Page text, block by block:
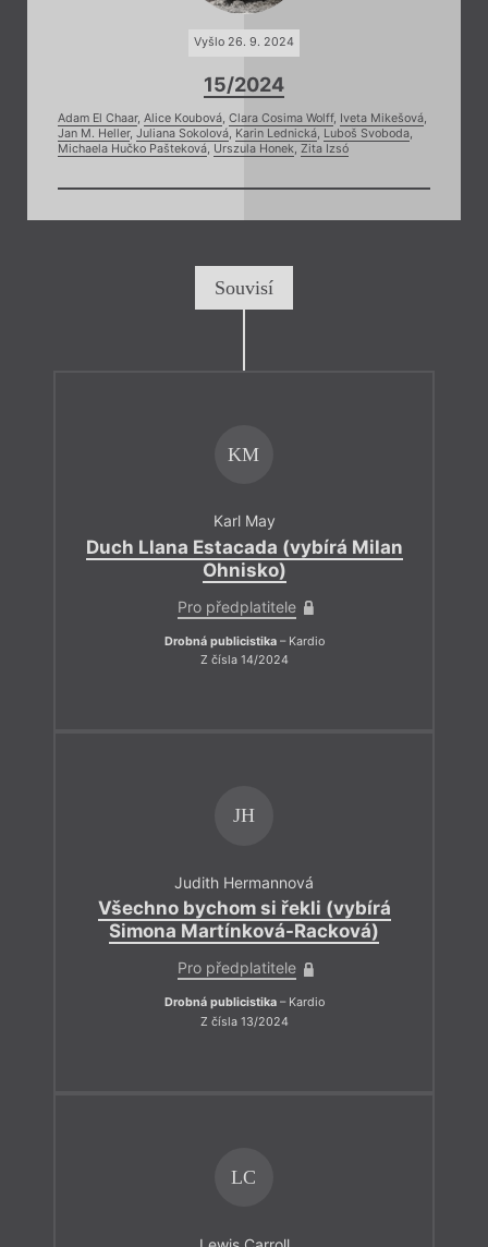
Vyšlo 26. 9. 2024
15/2024
Adam El Chaar, Alice Koubová, Clara Cosima Wolff, Iveta Mikešová,
Jan M. Heller, Juliana Sokolová, Karin Lednická, Luboš Svoboda,
Michaela Hučko Pašteková, Urszula Honek, Zita Izsó
Souvisí
KM
Karl May
Duch Llana Estacada (vybírá Milan
Ohnisko)
Pro předplatitele
Drobná publicistika– Kardio
Z čísla 14/2024
JH
Judith Hermannová
Všechno bychom si řekli (vybírá
Simona Martínková-Racková)
Pro předplatitele
Drobná publicistika– Kardio
Z čísla 13/2024
LC